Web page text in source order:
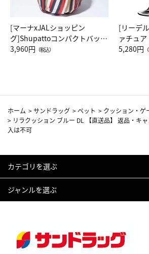
[マーナxJALショッピン
グ]Shupattoコンパクトバッグ
Drop JAL客室乗務員（LC）ス
3,960円 （税込）
[リーデ
ァチュ
ト（レッ
5,280円
ホーム >サンドラッグ >ペット > クッション・ゲ
> リラクッション ブルー DL 【直送品】 返品・キ
入は不可
カテゴリを選ぶ
ジャンルを選ぶ